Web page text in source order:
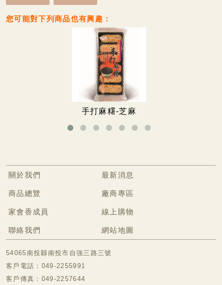
冷凍食品專區
您可能對下列商品也有興趣：
手打麻糬-芝麻
關於我們 最新消息
商品總覽 廠商專區
家會香成員 線上購物
聯絡我們 網站地圖
54065南投縣南投市自強三路三號
客戶電話：049-2255991
客戶傳真：049-2257644